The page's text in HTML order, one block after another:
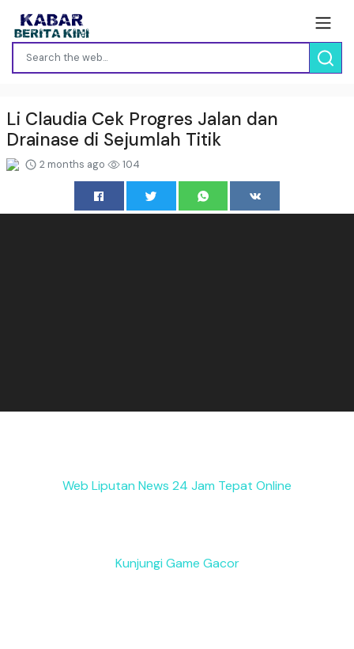
Li Claudia Cek Progres Jalan dan
Drainase di Sejumlah Titik
2 months ago 104
Web Liputan News 24 Jam Tepat Online
Kunjungi Game Gacor